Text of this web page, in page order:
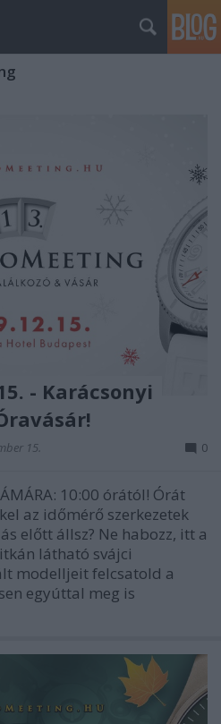
- Karácsonyi
15. 0
10:00 órától! Órát
az időmérő szerkezetek
előtt állsz? Ne habozz, itt a
látható svájci
modelljeit felcsatold a
egyúttal meg is